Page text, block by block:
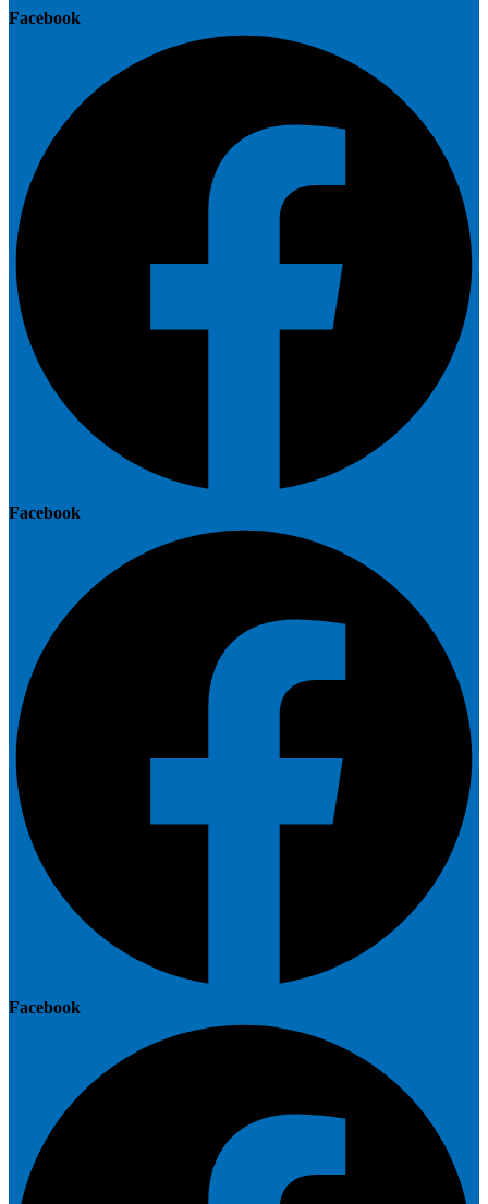
Facebook
Facebook
Facebook